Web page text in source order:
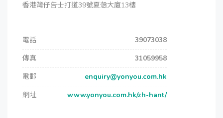
香港灣仔告士打道39號夏愨大廈13樓
電話
39073038
傳真
31059958
電郵
enquiry@yonyou.com.hk
網址
www.yonyou.com.hk/zh-hant/